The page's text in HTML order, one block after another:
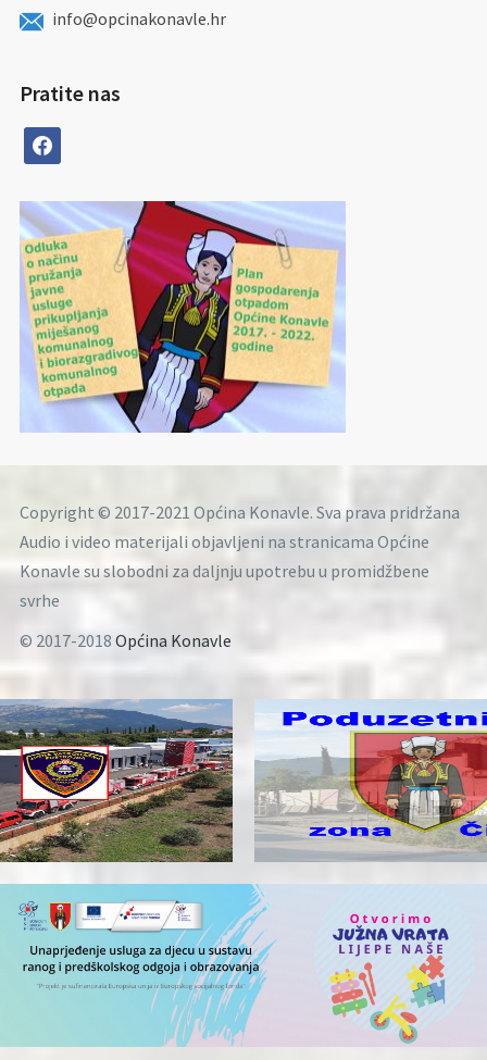
info@opcinakonavle.hr
Pratite nas
facebook
Copyright © 2017-2021 Općina Konavle. Sva prava pridržana
Audio i video materijali objavljeni na stranicama Općine
Konavle su slobodni za daljnju upotrebu u promidžbene
svrhe
© 2017-2018 Općina Konavle